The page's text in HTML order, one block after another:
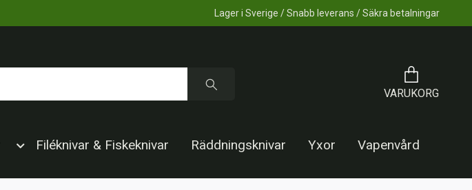
Lager i Sverige / Snabb leverans / Säkra betalningar
VARUKORG
Filéknivar & Fiskeknivar Räddningsknivar Yxor
Vapenvård